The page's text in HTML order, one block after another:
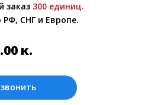
в рублях. Цены на
курс 10 руб.= 0 к.
заказ 300 единиц.
РФ, СНГ и Европе.
к.